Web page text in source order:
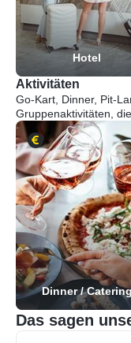
Hotel
Aktivitäten
Go-Kart, Dinner, Pit-
Gruppenaktivitäten,
Dinner /
Das sagen